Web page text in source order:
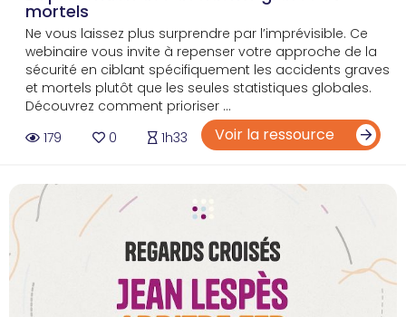
mortels
Ne vous laissez plus surprendre par l’imprévisible. Ce
webinaire vous invite à repenser votre approche de la
sécurité en ciblant spécifiquement les accidents graves
et mortels plutôt que les seules statistiques globales.
Découvrez comment prioriser ...
179
0 1h33 Voir la ressource